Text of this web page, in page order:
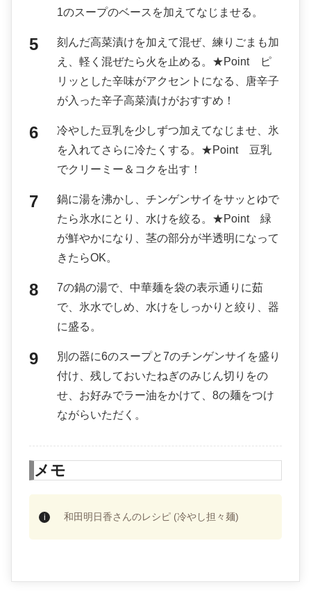
1のスープのベースを加えてなじませる。
刻んだ高菜漬けを加えて混ぜ、練りごまも加
え、軽く混ぜたら火を止める。★Point ピ
リッとした辛味がアクセントになる、唐辛子
が入った辛子高菜漬けがおすすめ！
冷やした豆乳を少しずつ加えてなじませ、氷
を入れてさらに冷たくする。★Point 豆乳
でクリーミー＆コクを出す！
鍋に湯を沸かし、チンゲンサイをサッとゆで
たら氷水にとり、水けを絞る。★Point 緑
が鮮やかになり、茎の部分が半透明になって
きたらOK。
7の鍋の湯で、中華麺を袋の表示通りに茹
で、氷水でしめ、水けをしっかりと絞り、器
に盛る。
別の器に6のスープと7のチンゲンサイを盛り
付け、残しておいたねぎのみじん切りをの
せ、お好みでラー油をかけて、8の麺をつけ
ながらいただく。
メモ
和田明日香さんのレシピ (冷やし担々麺)